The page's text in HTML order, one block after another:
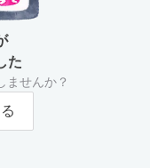
た
ませんか？